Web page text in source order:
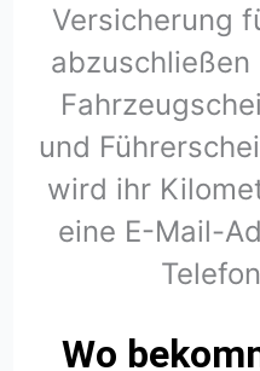
Versicherung
und
wird ihr
eine E-Mail-
Wo